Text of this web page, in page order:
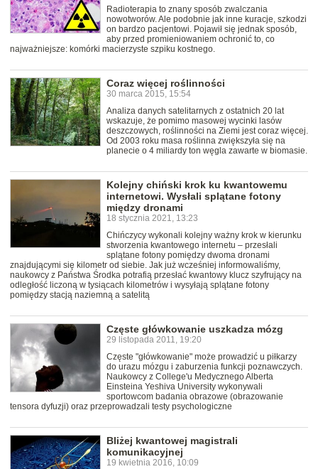
Radioterapia to znany sposób zwalczania
nowotworów. Ale podobnie jak inne kuracje, szkodzi
on bardzo pacjentowi. Pojawił się jednak sposób,
aby przed promieniowaniem ochronić to, co
najważniejsze: komórki macierzyste szpiku kostnego.
Coraz więcej roślinności
30 marca 2015, 15:54
Analiza danych satelitarnych z ostatnich 20 lat
wskazuje, że pomimo masowej wycinki lasów
deszczowych, roślinności na Ziemi jest coraz więcej.
Od 2003 roku masa roślinna zwiększyła się na
planecie o 4 miliardy ton węgla zawarte w biomasie.
Kolejny chiński krok ku kwantowemu
internetowi. Wysłali splątane fotony
między dronami
18 stycznia 2021, 13:23
Chińczycy wykonali kolejny ważny krok w kierunku
stworzenia kwantowego internetu – przesłali
splątane fotony pomiędzy dwoma dronami
znajdującymi się kilometr od siebie. Jak już wcześniej informowaliśmy,
naukowcy z Państwa Środka potrafią przesłać kwantowy klucz szyfrujący na
odległość liczoną w tysiącach kilometrów i wysyłają splątane fotony
pomiędzy stacją naziemną a satelitą
Częste główkowanie uszkadza mózg
29 listopada 2011, 19:20
Częste "główkowanie" może prowadzić u piłkarzy
do urazu mózgu i zaburzenia funkcji poznawczych.
Naukowcy z College'u Medycznego Alberta
Einsteina Yeshiva University wykonywali
sportowcom badania obrazowe (obrazowanie
tensora dyfuzji) oraz przeprowadzali testy psychologiczne
Bliżej kwantowej magistrali
komunikacyjnej
19 kwietnia 2016, 10:09